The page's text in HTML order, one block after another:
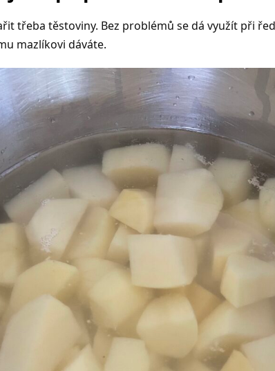
třeba těstoviny. Bez problémů se dá využít při
mazlíkovi dáváte.